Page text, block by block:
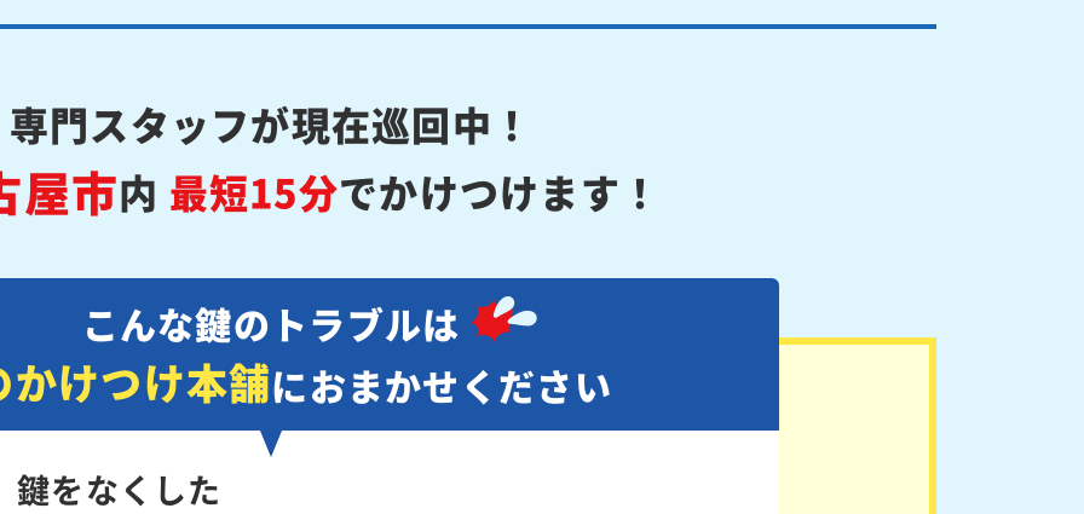
専門スタッフが現在巡回中！
屋市内 最短15分でかけつけます！
こんな鍵のトラブルは
かけつけ本舗におまかせください
鍵をなくした